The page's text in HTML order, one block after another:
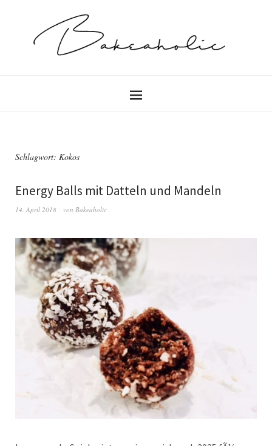
Schlagwort: Kokos
Energy Balls mit Datteln und Mandeln
14. April 2018 von Bakeaholic